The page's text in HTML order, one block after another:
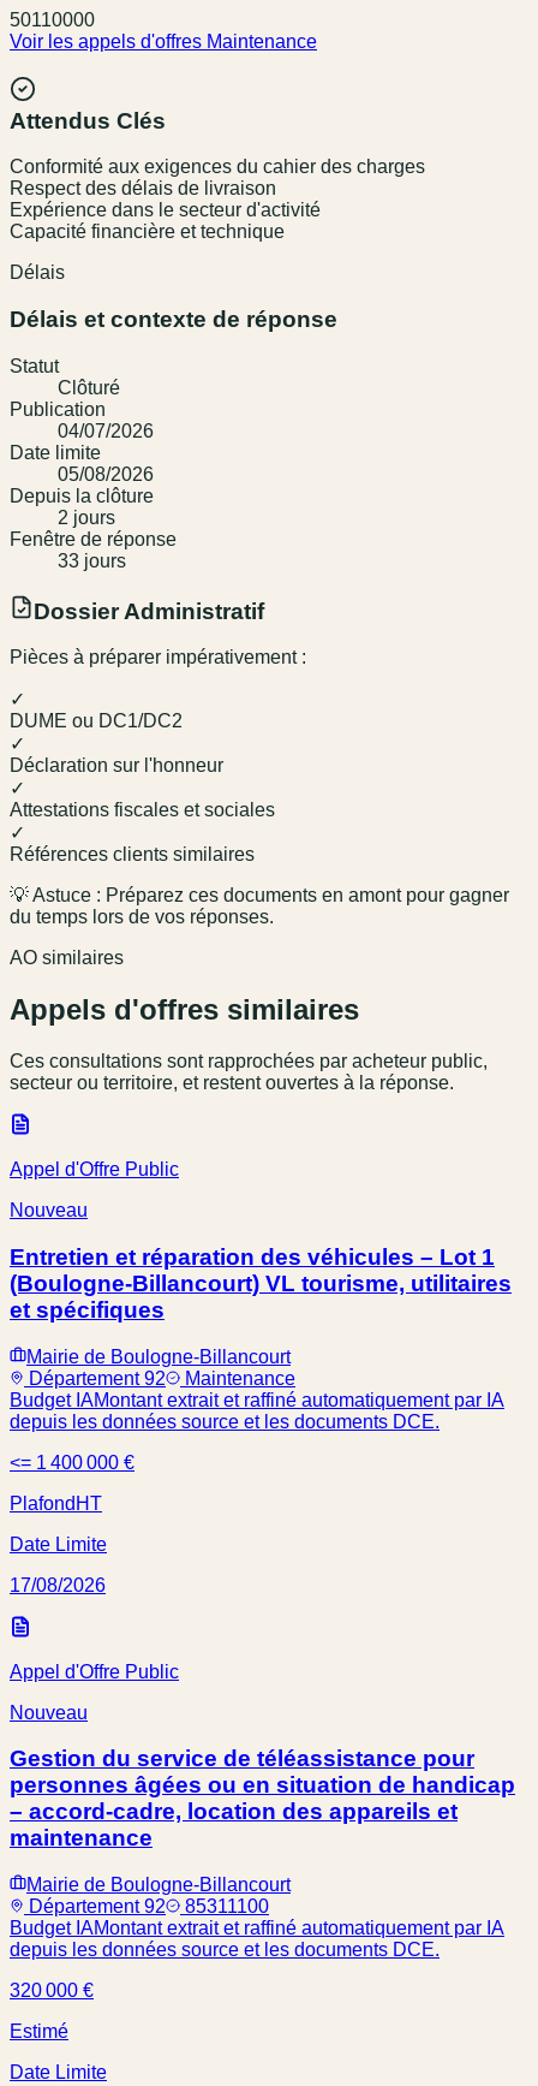
50110000
Voir les appels d'offres Maintenance
Attendus Clés
Conformité aux exigences du cahier des charges
Respect des délais de livraison
Expérience dans le secteur d'activité
Capacité financière et technique
Délais
Délais et contexte de réponse
Statut
Clôturé
Publication
04/07/2026
Date limite
05/08/2026
Depuis la clôture
2 jours
Fenêtre de réponse
33 jours
Dossier Administratif
Pièces à préparer impérativement :
✓
DUME ou DC1/DC2
✓
Déclaration sur l'honneur
✓
Attestations fiscales et sociales
✓
Références clients similaires
💡 Astuce : Préparez ces documents en amont pour gagner
du temps lors de vos réponses.
AO similaires
Appels d'offres similaires
Ces consultations sont rapprochées par acheteur public,
secteur ou territoire, et restent ouvertes à la réponse.
Appel d'Offre Public
Nouveau
Entretien et réparation des véhicules – Lot 1
(Boulogne-Billancourt) VL tourisme, utilitaires
et spécifiques
Mairie de Boulogne-Billancourt
Département 92
Maintenance
Budget IAMontant extrait et raffiné automatiquement par IA
depuis les données source et les documents DCE.
<= 1 400 000 €
Plafond HT
Date Limite
17/08/2026
Appel d'Offre Public
Nouveau
Gestion du service de téléassistance pour
personnes âgées ou en situation de handicap
– accord-cadre, location des appareils et
maintenance
Mairie de Boulogne-Billancourt
Département 92
85311100
Budget IAMontant extrait et raffiné automatiquement par IA
depuis les données source et les documents DCE.
320 000 €
Estimé
Date Limite